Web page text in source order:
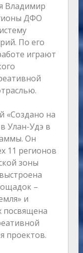
Владимир
ДФО
По его
играют
«Создано на
Улан-Удэ в
Он
11 регионов
зоны
–
и
посвящена
проектов.